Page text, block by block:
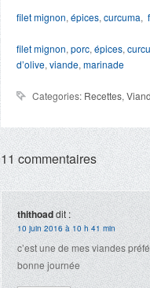
filet mignon, épices, curcuma,
filet mignon, porc, épices,
d’olive, viande, marinade
Categories: Recettes,
11 commentaires
thithoaddit :
10 juin 2016 à 10 h 41 min
c’est une de mes viandes
bonne journée